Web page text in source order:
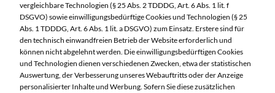
40 min. leicht
vergleichbare Technologien (§ 25 Abs. 2 TDDDG, Art. 6 Abs. 1 lit. f
DSGVO) sowie einwilligungsbedürftige Cookies und Technologien (§ 25
Abs. 1 TDDDG, Art. 6 Abs. 1 lit. a DSGVO) zum Einsatz. Erstere sind für
den technisch einwandfreien Betrieb der Website erforderlich und
können nicht abgelehnt werden. Die einwilligungsbedürftigen Cookies
und Technologien dienen verschiedenen Zwecken, etwa der statistischen
Auswertung, der Verbesserung unseres Webauftritts oder der Anzeige
personalisierter Inhalte und Werbung. Sofern Sie diese zusätzlichen